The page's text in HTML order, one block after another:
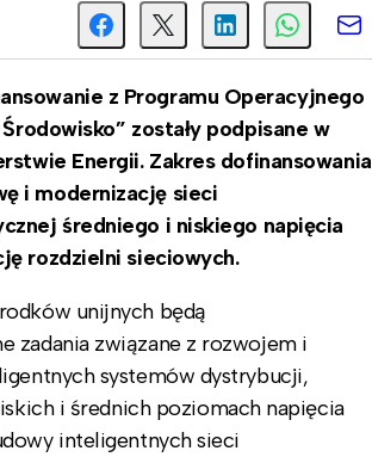
z Programu Operacyjnego
zostały podpisane w
Energii. Zakres dofinansowania
i modernizację sieci
średniego i niskiego napięcia
rozdzielni sieciowych.
unijnych będą
zadania związane z rozwojem i
systemów dystrybucji,
i średnich poziomach napięcia
inteligentnych sieci